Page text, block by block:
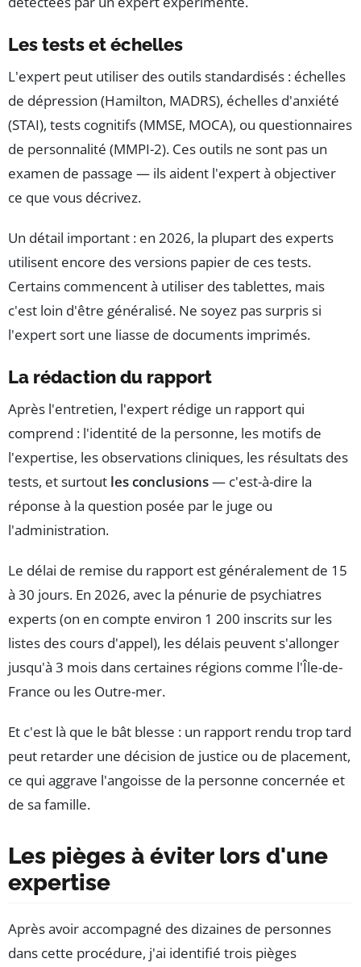
Les tests et échelles
L'expert peut utiliser des outils standardisés : échelles
de dépression (Hamilton, MADRS), échelles d'anxiété
(STAI), tests cognitifs (MMSE, MOCA), ou questionnaires
de personnalité (MMPI-2). Ces outils ne sont pas un
examen de passage — ils aident l'expert à objectiver
ce que vous décrivez.
Un détail important : en 2026, la plupart des experts
utilisent encore des versions papier de ces tests.
Certains commencent à utiliser des tablettes, mais
c'est loin d'être généralisé. Ne soyez pas surpris si
l'expert sort une liasse de documents imprimés.
La rédaction du rapport
Après l'entretien, l'expert rédige un rapport qui
comprend : l'identité de la personne, les motifs de
l'expertise, les observations cliniques, les résultats des
tests, et surtout les conclusions— c'est-à-dire la
réponse à la question posée par le juge ou
l'administration.
Le délai de remise du rapport est généralement de 15
à 30 jours. En 2026, avec la pénurie de psychiatres
experts (on en compte environ 1 200 inscrits sur les
listes des cours d'appel), les délais peuvent s'allonger
jusqu'à 3 mois dans certaines régions comme l'Île-de-
France ou les Outre-mer.
Et c'est là que le bât blesse : un rapport rendu trop tard
peut retarder une décision de justice ou de placement,
ce qui aggrave l'angoisse de la personne concernée et
de sa famille.
Les pièges à éviter lors d'une
expertise
Après avoir accompagné des dizaines de personnes
dans cette procédure, j'ai identifié trois pièges